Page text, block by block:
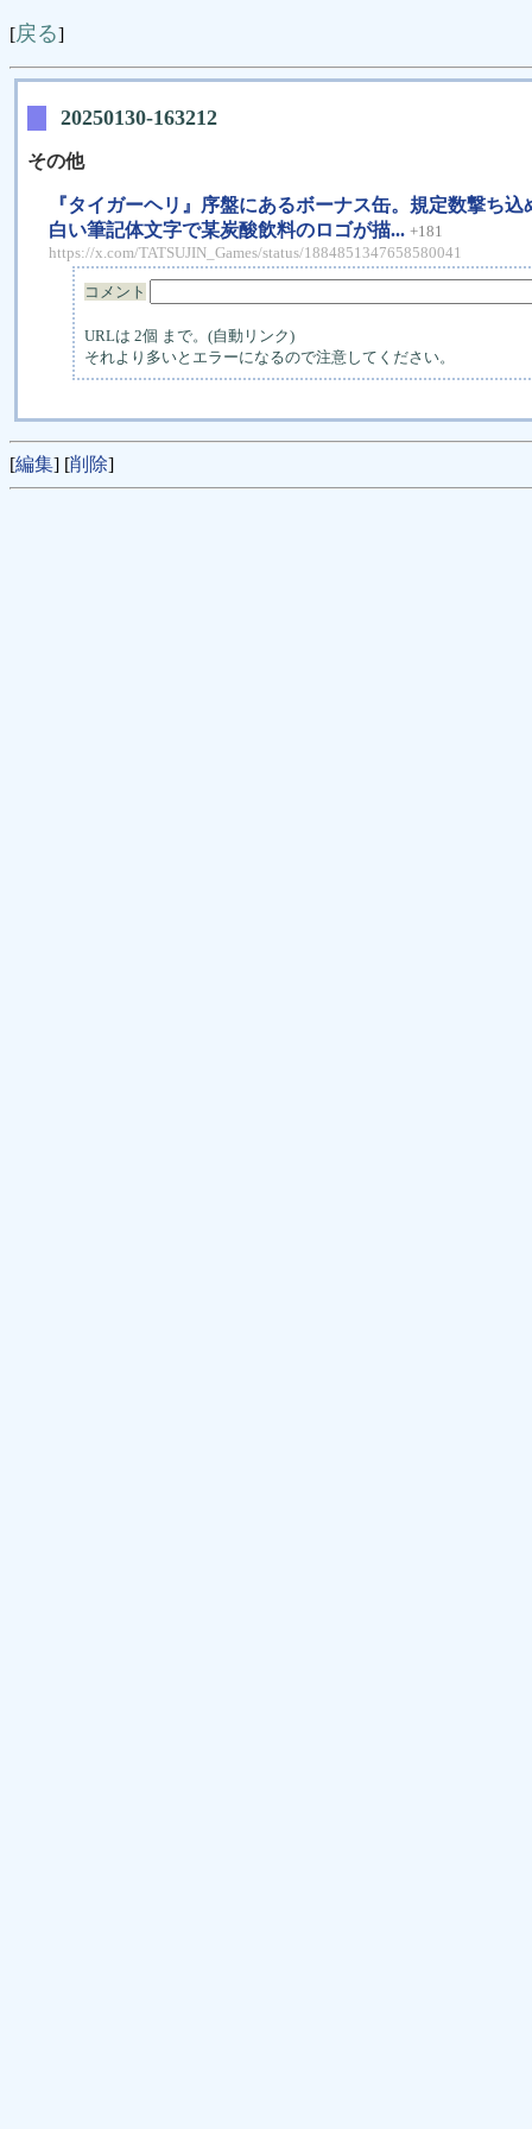
[戻る]
20250130-163212
その他
『タイガーヘリ』序盤にあるボーナス缶。規定数撃ち
白い筆記体文字で某炭酸飲料のロゴが描... +181
https://x.com/TATSUJIN_Games/status/1884851347658580041
コメント
URLは 2個 まで。(自動リンク)
それより多いとエラーになるので注意してください。
[編集] [削除]